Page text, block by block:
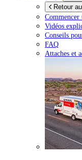
Retour
Commencer
Vidéos
Conseils
FAQ
Attaches et